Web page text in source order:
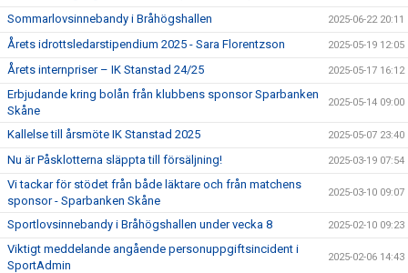
Sommarlovsinnebandy i Bråhögshallen 2025-06-22 20:11
Årets idrottsledarstipendium 2025 - Sara Florentzson 2025-05-19 12:05
Årets internpriser – IK Stanstad 24/25 2025-05-17 16:12
Erbjudande kring bolån från klubbens sponsor Sparbanken
Skåne
2025-05-14 09:00
Kallelse till årsmöte IK Stanstad 2025 2025-05-07 23:40
Nu är Påsklotterna släppta till försäljning! 2025-03-19 07:54
Vi tackar för stödet från både läktare och från matchens
sponsor - Sparbanken Skåne
2025-03-10 09:07
Sportlovsinnebandy i Bråhögshallen under vecka 8 2025-02-10 09:23
Viktigt meddelande angående personuppgiftsincident i
SportAdmin
2025-02-06 14:43